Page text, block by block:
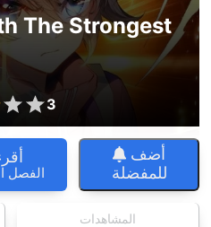
The Strongest
3
الفصل
أضف
للمفضلة
المشاهدات